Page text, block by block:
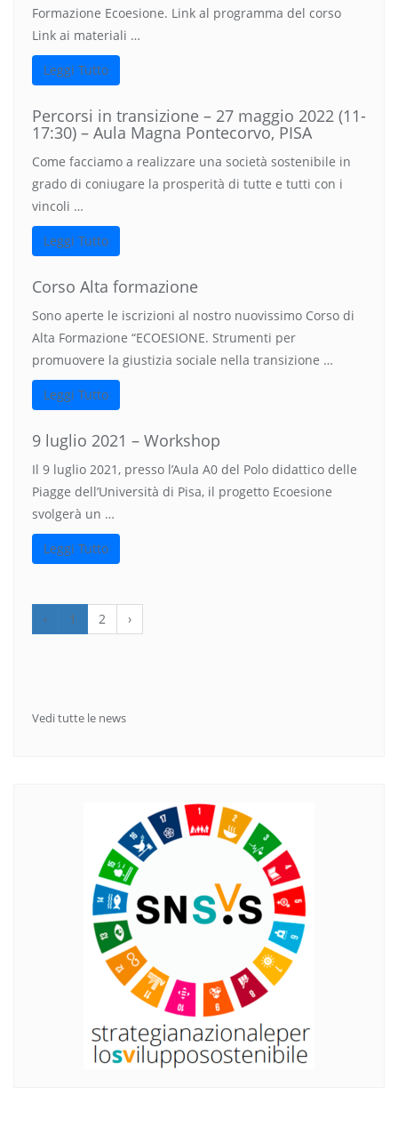
Formazione Ecoesione. Link al programma del corso
Link ai materiali …
Leggi Tutto
Percorsi in transizione – 27 maggio 2022 (11-
17:30) – Aula Magna Pontecorvo, PISA
Come facciamo a realizzare una società sostenibile in
grado di coniugare la prosperità di tutte e tutti con i
vincoli …
Leggi Tutto
Corso Alta formazione
Sono aperte le iscrizioni al nostro nuovissimo Corso di
Alta Formazione “ECOESIONE. Strumenti per
promuovere la giustizia sociale nella transizione …
Leggi Tutto
9 luglio 2021 – Workshop
Il 9 luglio 2021, presso l’Aula A0 del Polo didattico delle
Piagge dell’Università di Pisa, il progetto Ecoesione
svolgerà un …
Leggi Tutto
‹ 1 2 ›
Vedi tutte le news